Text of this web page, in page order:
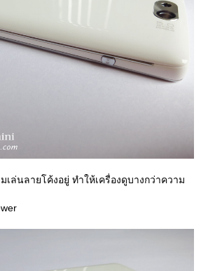
เล่นลายโค้งอยู่ ทำให้เครื่องดูบางกว่าความ